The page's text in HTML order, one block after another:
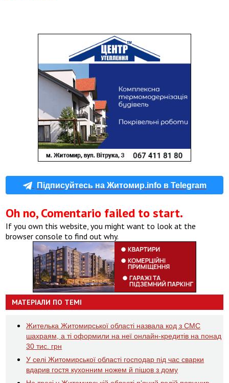
Підписуйтесь на Житомир.info в Telegram
Oh no, Comentario failed to start.
If you own this website, you might want to look at the
browser console to find out why.
МАТЕРІАЛИ ПО ТЕМІ
Жителька Житомирської області назвала код з СМС
шахраям, а ті оформили на неї онлайн-кредитів на понад
30 тис. грн
У селі Житомирської області господар під час сварки
вдарив гостя кухонним ножем й пішов з дому